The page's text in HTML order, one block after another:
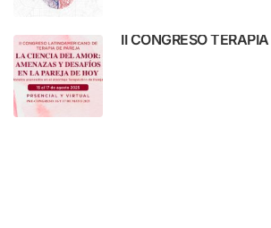
II CONGRESO